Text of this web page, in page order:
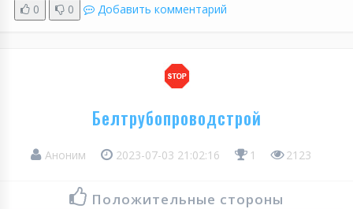
0 0 Добавить комментарий
Белтрубопроводстрой
Аноним 2023-07-03 21:02:16 1 2123
Положительные стороны